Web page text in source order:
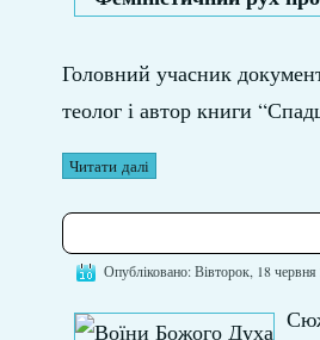
Головний учасник
теолог і автор книги
Читати далі
Опубліковано: Вівторок, 18